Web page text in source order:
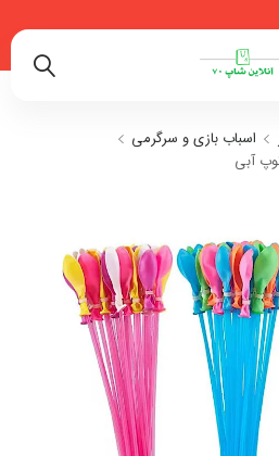
اسباب بازی و سرگرمی